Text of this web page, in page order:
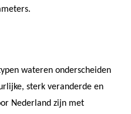
wateren onderscheiden
sterk veranderde en
Nederland zijn met